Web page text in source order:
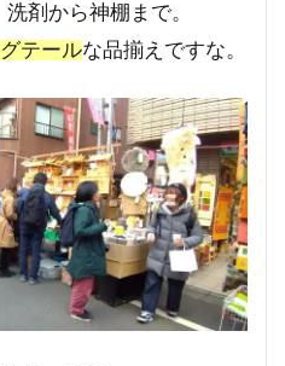
剤から神棚まで。
テールな品揃えですな。